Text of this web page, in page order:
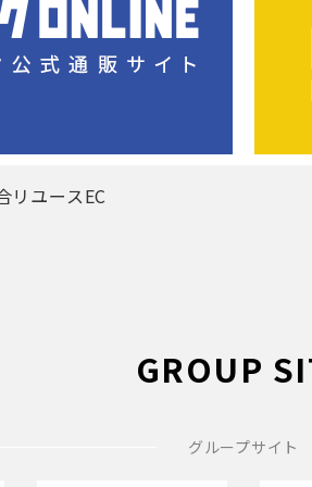
リユースEC
GROUP
グループサイト